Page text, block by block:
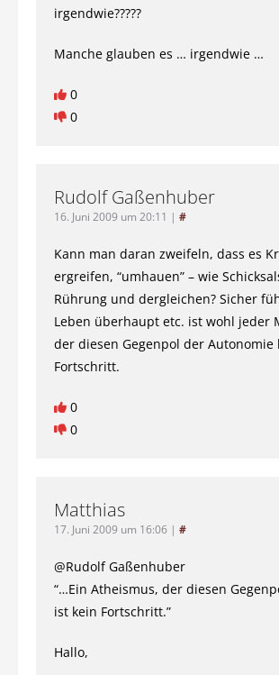
irgendwie?????
Manche glauben es … irgendwie …
0
0
Rudolf Gaßenhuber
16. Juni 2009 um 20:11 | #
Kann man daran zweifeln, dass es
ergreifen, “umhauen” – wie
Rührung und dergleichen? Sicher
Leben überhaupt etc. ist wohl jeder
der diesen Gegenpol der
Fortschritt.
0
0
Matthias
17. Juni 2009 um 16:06 | #
@Rudolf Gaßenhuber
“…Ein Atheismus, der diesen
ist kein Fortschritt.”
Hallo,